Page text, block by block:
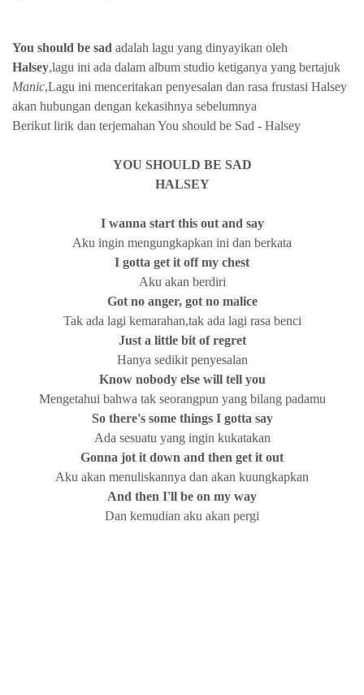
You should be sad adalah lagu yang dinyayikan oleh
Halsey,lagu ini ada dalam album studio ketiganya yang bertajuk
Manic,Lagu ini menceritakan penyesalan dan rasa frustasi Halsey
akan hubungan dengan kekasihnya sebelumnya
Berikut lirik dan terjemahan You should be Sad - Halsey
YOU SHOULD BE SAD
HALSEY
I wanna start this out and say
Aku ingin mengungkapkan ini dan berkata
I gotta get it off my chest
Aku akan berdiri
Got no anger, got no malice
Tak ada lagi kemarahan,tak ada lagi rasa benci
Just a little bit of regret
Hanya sedikit penyesalan
Know nobody else will tell you
Mengetahui bahwa tak seorangpun yang bilang padamu
So there's some things I gotta say
Ada sesuatu yang ingin kukatakan
Gonna jot it down and then get it out
Aku akan menuliskannya dan akan kuungkapkan
And then I'll be on my way
Dan kemudian aku akan pergi